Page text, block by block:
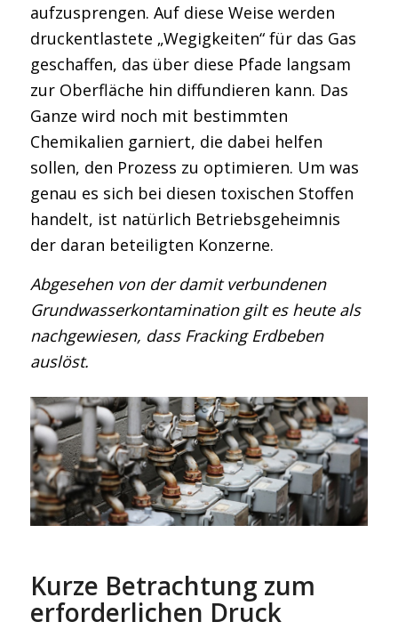
aufzusprengen. Auf diese Weise werden
druckentlastete „Wegigkeiten“ für das Gas
geschaffen, das über diese Pfade langsam
zur Oberfläche hin diffundieren kann. Das
Ganze wird noch mit bestimmten
Chemikalien garniert, die dabei helfen
sollen, den Prozess zu optimieren. Um was
genau es sich bei diesen toxischen Stoffen
handelt, ist natürlich Betriebsgeheimnis
der daran beteiligten Konzerne.
Abgesehen von der damit verbundenen
Grundwasserkontamination gilt es heute als
nachgewiesen, dass Fracking Erdbeben
auslöst.
Kurze Betrachtung zum
erforderlichen Druck